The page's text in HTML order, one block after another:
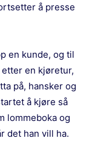
å presse
en kunde, og til
en kjøretur,
på, hansker og
å kjøre så
lommeboka og
det han vill ha.